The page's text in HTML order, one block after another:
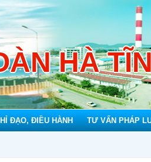
HÀ
ĐẠO, ĐIỀU HÀNH TƯ VẤN PHÁP